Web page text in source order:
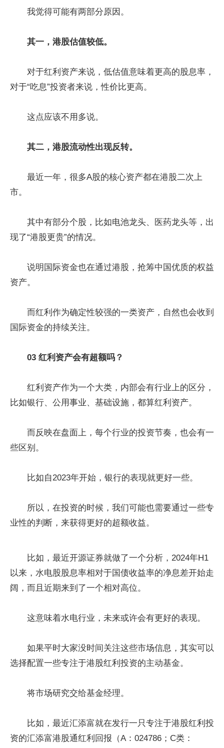
我觉得可能有两部分原因。
其一，港股估值较低。
对于红利资产来说，低估值意味着更高的股息率，
对于“吃息”投资者来说，性价比更高。
这点应该不用多说。
其二，港股流动性出现反转。
最近一年，很多A股的核心资产都在港股二次上
市。
其中有部分个股，比如电池龙头、医药龙头等，出
现了“港股更贵”的情况。
说明国际资金也在通过港股，抢筹中国优质的权益
资产。
而红利作为确定性较强的一类资产，自然也会收到
国际资金的持续关注。
03 红利资产会有超额吗？
红利资产作为一个大类，内部会有行业上的区分，
比如银行、公用事业、基础设施，都算红利资产。
而反映在盘面上，每个行业的投资节奏，也会有一
些区别。
比如自2023年开始，银行的表现就更好一些。
所以，在投资的时候，我们可能也需要通过一些专
业性的判断，来获得更好的超额收益。
比如，最近开源证券就做了一个分析，2024年H1
以来，水电股股息率相对于国债收益率的净息差开始走
阔，而且近期来到了一个相对高位。
这意味着水电行业，未来或许会有更好的表现。
如果平时大家没时间关注这些市场信息，其实可以
选择配置一些专注于港股红利投资的主动基金。
将市场研究交给基金经理。
比如，最近汇添富就在发行一只专注于港股红利投
资的汇添富港股通红利回报（A：024786；C类：